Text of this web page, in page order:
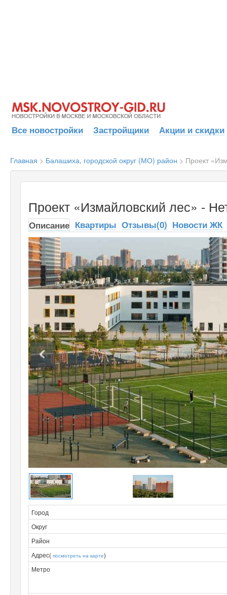
Все новостройки Застройщики Акции и скидки
Главная > Балашиха, городской округ (МО) район > Проект
Проект «Измайловский лес» -
Описание Квартиры Отзывы(0) Новости ЖК
Город
Округ
Район
Адрес( посмотреть на карте)
Метро